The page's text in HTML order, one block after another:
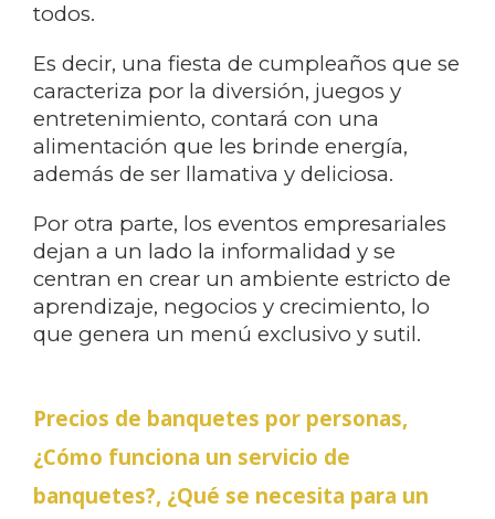
todos.
Es decir, una fiesta de cumpleaños que se
caracteriza por la diversión, juegos y
entretenimiento, contará con una
alimentación que les brinde energía,
además de ser llamativa y deliciosa.
Por otra parte, los eventos empresariales
dejan a un lado la informalidad y se
centran en crear un ambiente estricto de
aprendizaje, negocios y crecimiento, lo
que genera un menú exclusivo y sutil.
Precios de banquetes por personas,
¿Cómo funciona un servicio de
banquetes?, ¿Qué se necesita para un